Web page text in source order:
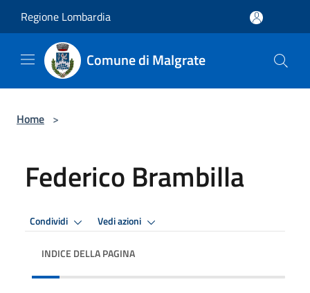
Regione Lombardia
Comune di Malgrate
Home >
Federico Brambilla
Condividi Vedi azioni
INDICE DELLA PAGINA